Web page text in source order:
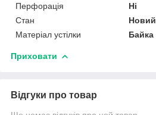
Перфорація
Ні
Стан
Новий
Матеріал устілки
Байка
Приховати
Відгуки про товар